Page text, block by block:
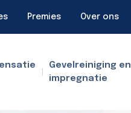
Premies Over ons
Gevelreiniging en
impregnatie